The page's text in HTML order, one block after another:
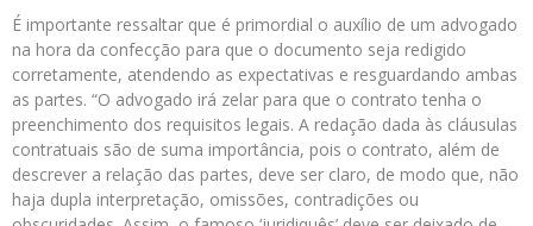
É importante ressaltar que é primordial o auxílio de um advogado
na hora da confecção para que o documento seja redigido
corretamente, atendendo as expectativas e resguardando ambas
as partes. “O advogado irá zelar para que o contrato tenha o
preenchimento dos requisitos legais. A redação dada às cláusulas
contratuais são de suma importância, pois o contrato, além de
descrever a relação das partes, deve ser claro, de modo que, não
haja dupla interpretação, omissões, contradições ou